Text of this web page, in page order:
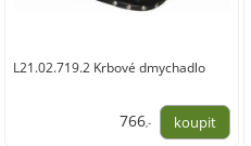
L21.02.719.2 Krbové dmychadlo
766,-